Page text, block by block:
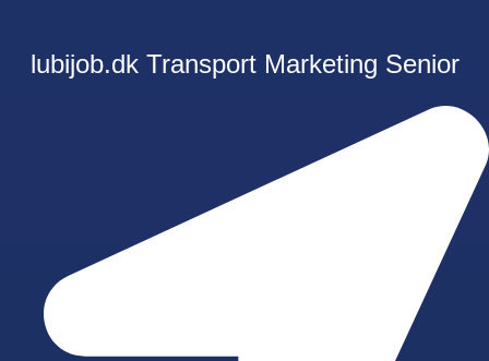
lubijob.dk Transport Marketing Senior